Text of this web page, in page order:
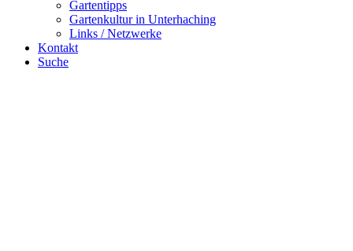
Gartentipps
Gartenkultur in Unterhaching
Links / Netzwerke
Kontakt
Suche